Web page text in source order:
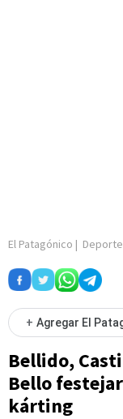
El Patagónico |
+ Agregar El
Bellido,
Bello
kárting